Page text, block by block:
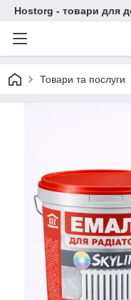
Hostorg - товари для
Товари та послуги